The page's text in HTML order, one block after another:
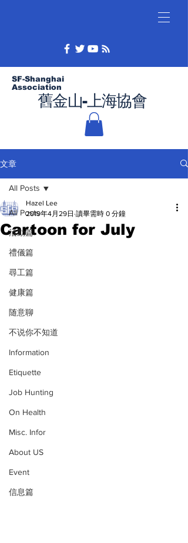
舊金山-上海協會
SF-Shanghai
Association
文章
All Posts
活動篇
禮儀篇
尋工篇
健康篇
随意聊
不说你不知道
Information
Etiquette
Job Hunting
On Health
Misc. Infor
About US
Event
信息篇
All Posts
Cartoon for July
Hazel Lee
2019年4月29日 讀畢需時 0 分鐘